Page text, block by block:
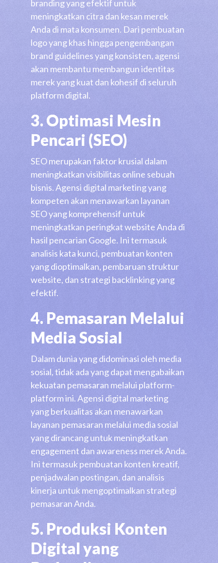
branding yang efektif untuk
meningkatkan citra dan kesan merek
Anda di mata konsumen. Dari pembuatan
logo yang khas hingga pengembangan
brand guidelines yang konsisten, agensi
akan membantu membangun identitas
merek yang kuat dan kohesif di seluruh
platform digital.
3. Optimasi Mesin
Pencari (SEO)
SEO merupakan faktor krusial dalam
meningkatkan visibilitas online sebuah
bisnis. Agensi digital marketing yang
kompeten akan menawarkan layanan
SEO yang komprehensif untuk
meningkatkan peringkat website Anda di
hasil pencarian Google. Ini termasuk
analisis kata kunci, pembuatan konten
yang dioptimalkan, pembaruan struktur
website, dan strategi backlinking yang
efektif.
4. Pemasaran Melalui
Media Sosial
Dalam dunia yang didominasi oleh media
sosial, tidak ada yang dapat mengabaikan
kekuatan pemasaran melalui platform-
platform ini. Agensi digital marketing
yang berkualitas akan menawarkan
layanan pemasaran melalui media sosial
yang dirancang untuk meningkatkan
engagement dan awareness merek Anda.
Ini termasuk pembuatan konten kreatif,
penjadwalan postingan, dan analisis
kinerja untuk mengoptimalkan strategi
pemasaran Anda.
5. Produksi Konten
Digital yang